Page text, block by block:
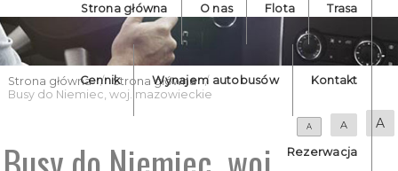
Strona główna O nas Flota Trasa
Łódzkie
Cennik Wynajem autobusów Kontakt
Rezerwacja
Strona główna / Strona główna
/
Busy do Niemiec, woj. mazowieckie
A A A